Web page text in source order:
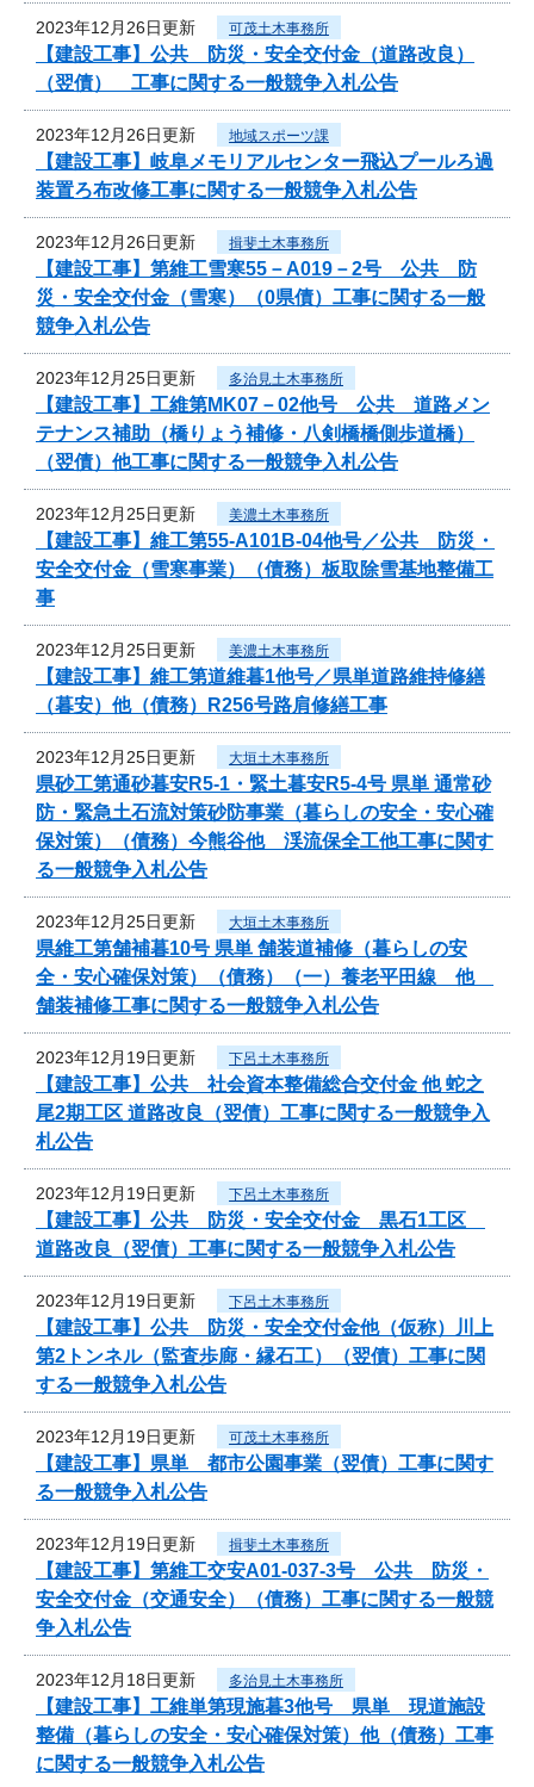
2023年12月26日更新 可茂土木事務所
【建設工事】公共 防災・安全交付金（道路改良）
（翌債） 工事に関する一般競争入札公告
2023年12月26日更新 地域スポーツ課
【建設工事】岐阜メモリアルセンター飛込プールろ過
装置ろ布改修工事に関する一般競争入札公告
2023年12月26日更新 揖斐土木事務所
【建設工事】第維工雪寒55－A019－2号 公共 防
災・安全交付金（雪寒）（0県債）工事に関する一般
競争入札公告
2023年12月25日更新 多治見土木事務所
【建設工事】工維第MK07－02他号 公共 道路メン
テナンス補助（橋りょう補修・八剣橋橋側歩道橋）
（翌債）他工事に関する一般競争入札公告
2023年12月25日更新 美濃土木事務所
【建設工事】維工第55-A101B-04他号／公共 防災・
安全交付金（雪寒事業）（債務）板取除雪基地整備工
事
2023年12月25日更新 美濃土木事務所
【建設工事】維工第道維暮1他号／県単道路維持修繕
（暮安）他（債務）R256号路肩修繕工事
2023年12月25日更新 大垣土木事務所
県砂工第通砂暮安R5-1・緊土暮安R5-4号 県単 通常砂
防・緊急土石流対策砂防事業（暮らしの安全・安心確
保対策）（債務）今熊谷他 渓流保全工他工事に関す
る一般競争入札公告
2023年12月25日更新 大垣土木事務所
県維工第舗補暮10号 県単 舗装道補修（暮らしの安
全・安心確保対策）（債務）（一）養老平田線 他
舗装補修工事に関する一般競争入札公告
2023年12月19日更新 下呂土木事務所
【建設工事】公共 社会資本整備総合交付金 他 蛇之
尾2期工区 道路改良（翌債）工事に関する一般競争入
札公告
2023年12月19日更新 下呂土木事務所
【建設工事】公共 防災・安全交付金 黒石1工区
道路改良（翌債）工事に関する一般競争入札公告
2023年12月19日更新 下呂土木事務所
【建設工事】公共 防災・安全交付金他（仮称）川上
第2トンネル（監査歩廊・縁石工）（翌債）工事に関
する一般競争入札公告
2023年12月19日更新 可茂土木事務所
【建設工事】県単 都市公園事業（翌債）工事に関す
る一般競争入札公告
2023年12月19日更新 揖斐土木事務所
【建設工事】第維工交安A01-037-3号 公共 防災・
安全交付金（交通安全）（債務）工事に関する一般競
争入札公告
2023年12月18日更新 多治見土木事務所
【建設工事】工維単第現施暮3他号 県単 現道施設
整備（暮らしの安全・安心確保対策）他（債務）工事
に関する一般競争入札公告